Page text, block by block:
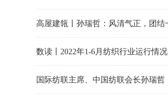
高屋建瓴丨孙瑞哲：风清气正，团
数读丨2022年1-6月纺织行业运行情况
国际纺联主席、中国纺联会长孙瑞